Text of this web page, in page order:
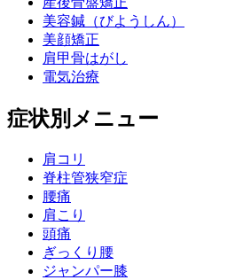
美容鍼（びようしん）
美顔矯正
肩甲骨はがし
電気治療
症状別メニュー
肩コリ
脊柱管狭窄症
腰痛
肩こり
頭痛
ぎっくり腰
ジャンパー膝